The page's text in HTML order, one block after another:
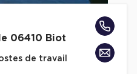
06410 Biot
de travail